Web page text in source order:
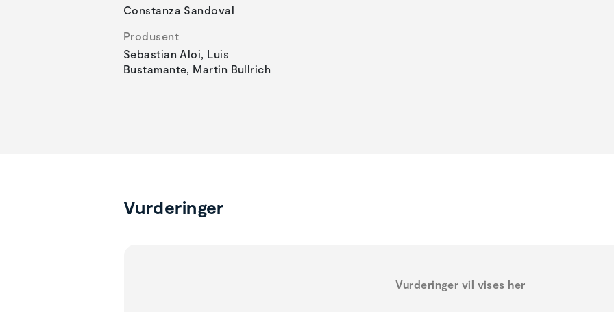
Constanza Sandoval
Produsent
Sebastian Aloi, Luis
Bustamante, Martin Bullrich
Vurderinger
Vurderinger vil vises her